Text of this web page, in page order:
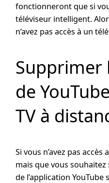
fonctionneront que si
téléviseur intelligent.
n’avez pas accès à un
Supprimer
de
TV à
Si vous n’avez pas
mais que vous
de l’application YouTube